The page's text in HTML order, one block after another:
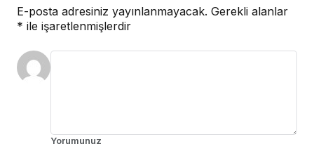
E-posta adresiniz yayınlanmayacak. Gerekli alanlar
* ile işaretlenmişlerdir
Yorumunuz